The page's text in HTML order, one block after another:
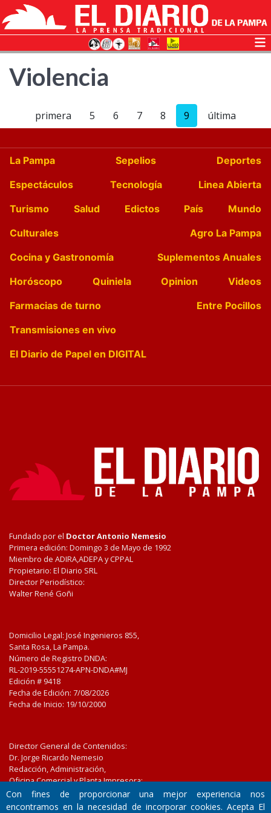
Violencia
primera 5 6 7 8 9 última
La Pampa Sepelios
Deportes
Espectáculos
Tecnología
Linea Abierta
Turismo
Salud Edictos País
Mundo
Culturales
Agro La Pampa
Cocina y Gastronomía
Suplementos Anuales
Horóscopo
Quiniela Opinion
Videos
Farmacias de turno
Entre Pocillos
Transmisiones en vivo
El Diario de Papel en DIGITAL
Fundado por el Doctor Antonio Nemesio
Primera edición: Domingo 3 de Mayo de 1992
Miembro de ADIRA,ADEPA y CPPAL
Propietario: El Diario SRL
Director Periodístico:
Walter René Goñi
Domicilio Legal: José Ingenieros 855,
Santa Rosa, La Pampa.
Número de Registro DNDA:
RL-2019-55551274-APN-DNDA#MJ
Edición # 9418
Fecha de Edición: 7/08/2026
Fecha de Inicio: 19/10/2000
Director General de Contenidos:
Dr. Jorge Ricardo Nemesio
Redacción, Administración,
Oficina Comercial y Planta Impresora:
José Ingenieros 855,
Santa Rosa, La Pampa, Argentina.
Con fines de proporcionar una mejor experiencia nos
encontramos en la necesidad de incorporar cookies. Acepta El